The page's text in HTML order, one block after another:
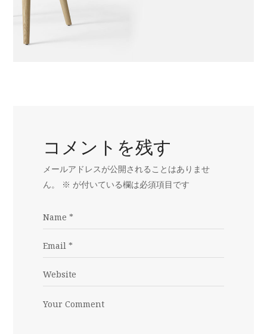
コメントを残す
メールアドレスが公開されることはありませ
ん。
※ が付いている欄は必須項目です